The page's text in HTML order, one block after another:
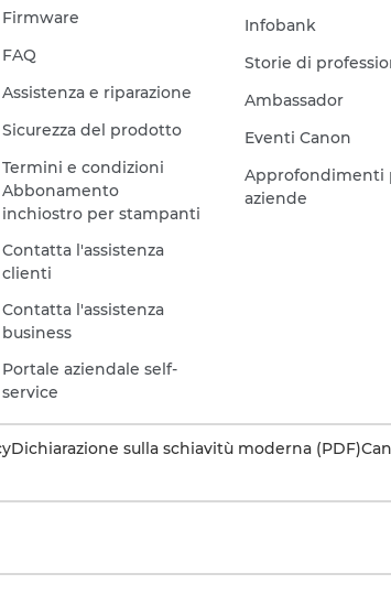
Firmware
FAQ
Assistenza e riparazione
Sicurezza del prodotto
Termini e condizioni
Abbonamento
inchiostro per stampanti
Contatta l'assistenza
clienti
Contatta l'assistenza
business
Portale aziendale self-
service
Infobank
Storie di
Ambassador
Eventi Canon
Approfondimenti
aziende
Dichiarazione sulla schiavitù moderna (PDF)